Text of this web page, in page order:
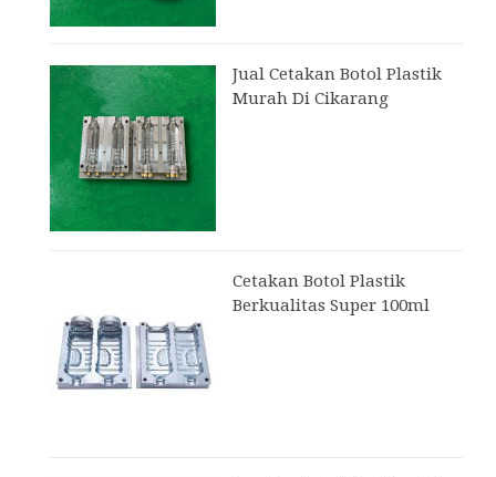
Jual Cetakan Botol Plastik
Murah Di Cikarang
Cetakan Botol Plastik
Berkualitas Super 100ml